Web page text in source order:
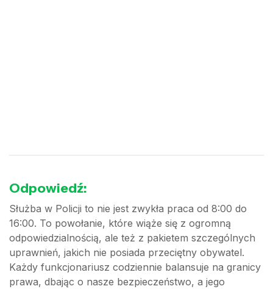
Odpowiedź:
Służba w Policji to nie jest zwykła praca od 8:00 do
16:00. To powołanie, które wiąże się z ogromną
odpowiedzialnością, ale też z pakietem szczególnych
uprawnień, jakich nie posiada przeciętny obywatel.
Każdy funkcjonariusz codziennie balansuje na granicy
prawa, dbając o nasze bezpieczeństwo, a jego